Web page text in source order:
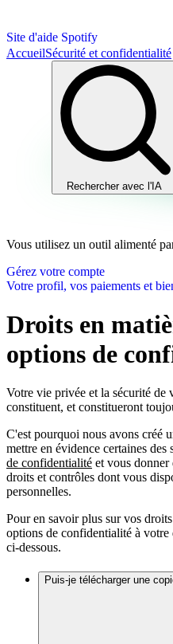
Site d'aide Spotify
AccueilSécurité et confidentialité
Rechercher avec l'IA
Vous utilisez un outil alimenté
Gérez votre compte
Votre profil, vos paiements et
Droits en
options de
Votre vie privée et la sécurité de
constituent, et constitueront
C'est pourquoi nous avons créé
mettre en évidence certaines des
de confidentialité et vous donner
droits et contrôles dont vous
personnelles.
Pour en savoir plus sur vos
options de confidentialité à
ci-dessous.
Puis-je télécharger une